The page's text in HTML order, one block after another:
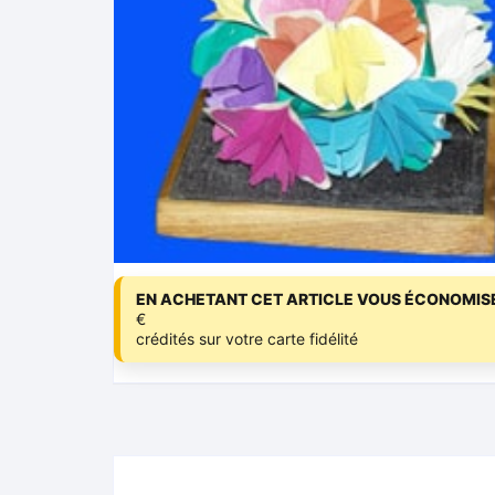
EN ACHETANT CET ARTICLE VOUS
€
crédités sur votre carte fidélité